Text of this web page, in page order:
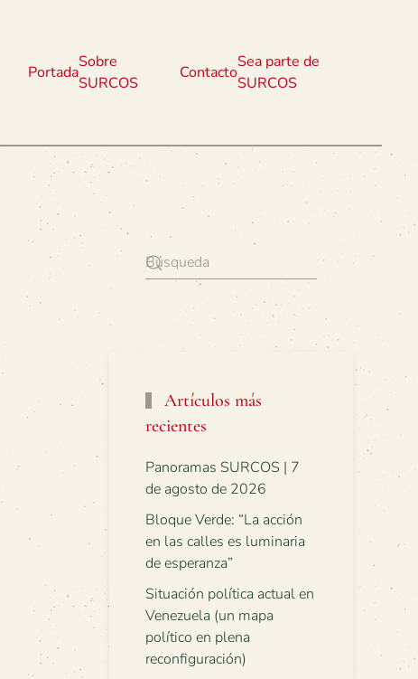
Portada
Sobre
SURCOS
Contacto
Sea parte de
SURCOS
Artículos más
recientes
Panoramas SURCOS | 7
de agosto de 2026
Bloque Verde: “La acción
en las calles es luminaria
de esperanza”
Situación política actual en
Venezuela (un mapa
político en plena
reconfiguración)